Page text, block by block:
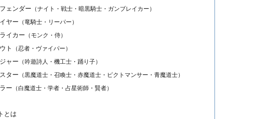
ェンダー （ナイト・戦士・暗黒騎士・ガンブレイカー）
ヤー （竜騎士・リーパー）
イカー （モンク・侍）
ト （忍者・ヴァイパー）
ャー （吟遊詩人・機工士・踊り子）
ター （黒魔道士・召喚士・赤魔道士・ピクトマンサー・青魔道士）
ー （白魔道士・学者・占星術師・賢者）
とは